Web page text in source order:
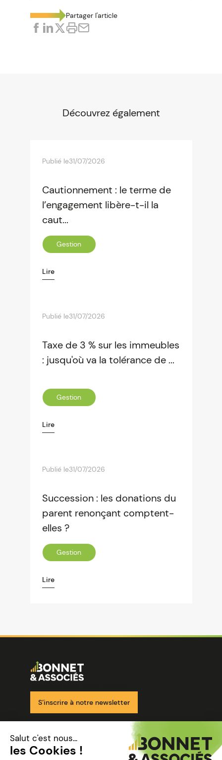
Partager l'article
Découvrez également
Publié le31/07/2026
Cautionnement : le terme de
l’engagement libère-t-il la
caut...
Gestion
Lire
Publié le31/07/2026
Taxe de 3 % sur les immeubles
: jusqu'où va la tolérance de ...
Gestion
Lire
Publié le31/07/2026
Succession : les donations du
parent renonçant comptent-
elles ?
Gestion
Lire
Image
S’inscrire à notre newsletter
Nos solutions
Nos cabinets